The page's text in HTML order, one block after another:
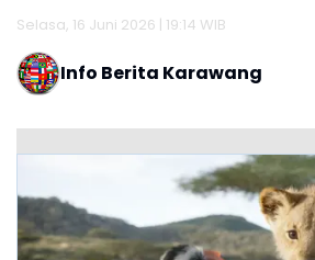
Selasa, 16 Juni 2026 | 19:14 WIB
Info Berita Karawang